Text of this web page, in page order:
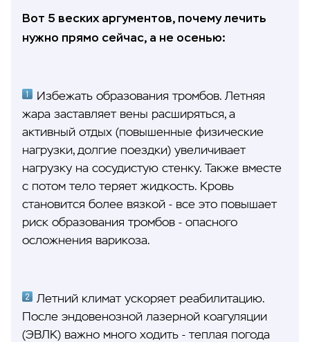
Вот 5 веских аргументов, почему лечить
нужно прямо сейчас, а не осенью:
Избежать образования тромбов. Летняя
жара заставляет вены расширяться, а
активный отдых (повышенные физические
нагрузки, долгие поездки) увеличивает
нагрузку на сосудистую стенку. Также вместе
с потом тело теряет жидкость. Кровь
становится более вязкой - все это повышает
риск образования тромбов - опасного
осложнения варикоза.
Летний климат ускоряет реабилитацию.
После эндовенозной лазерной коагуляции
(ЭВЛК) важно много ходить - теплая погода